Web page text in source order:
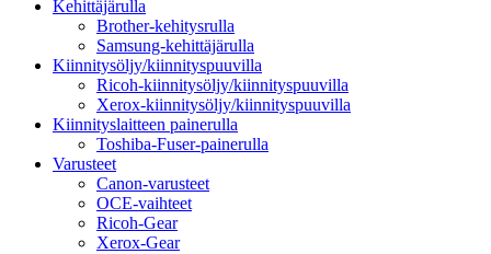
Kehittäjärulla
Brother-kehitysrulla
Samsung-kehittäjärulla
Kiinnitysöljy/kiinnityspuuvilla
Ricoh-kiinnitysöljy/kiinnityspuuvilla
Xerox-kiinnitysöljy/kiinnityspuuvilla
Kiinnityslaitteen painerulla
Toshiba-Fuser-painerulla
Varusteet
Canon-varusteet
OCE-vaihteet
Ricoh-Gear
Xerox-Gear